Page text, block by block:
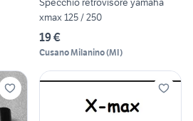
xmax 125 / 250
19 €
Cusano Milanino(MI)